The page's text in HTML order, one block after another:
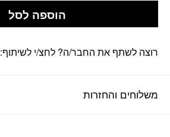
הוספה לסל
משלוחים והחזרות
רוצה לשתף את החבר/ה? לחצ/י לשיתוף: